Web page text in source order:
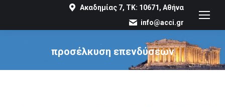
Ακαδημίας 7, ΤΚ: 10671, Αθήνα
info@acci.gr
προσέλκυση επενδύσεων
You are here: